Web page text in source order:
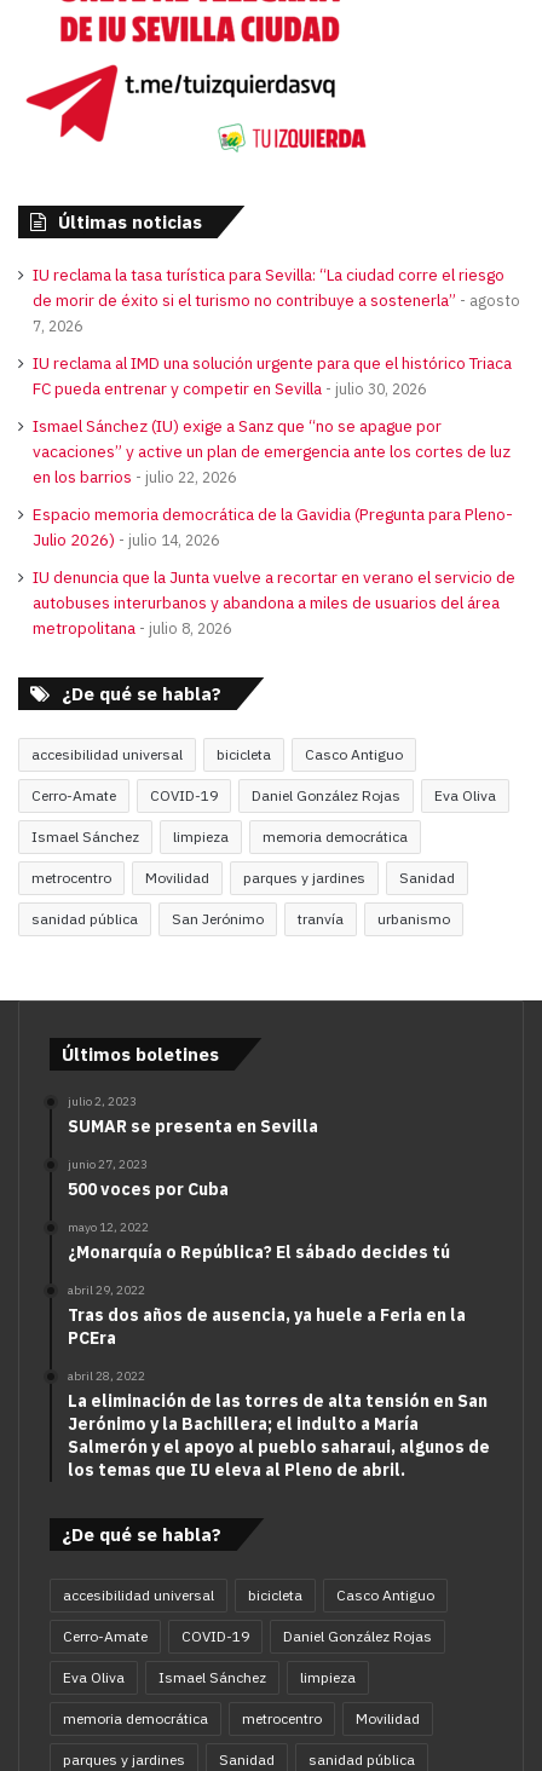
Últimas noticias
IU reclama la tasa turística para Sevilla: “La ciudad corre el riesgo
de morir de éxito si el turismo no contribuye a sostenerla”
agosto
7, 2026
IU reclama al IMD una solución urgente para que el histórico Triaca
FC pueda entrenar y competir en Sevilla
julio 30, 2026
Ismael Sánchez (IU) exige a Sanz que “no se apague por
vacaciones” y active un plan de emergencia ante los cortes de luz
en los barrios
julio 22, 2026
Espacio memoria democrática de la Gavidia (Pregunta para Pleno-
Julio 2026)
julio 14, 2026
IU denuncia que la Junta vuelve a recortar en verano el servicio de
autobuses interurbanos y abandona a miles de usuarios del área
metropolitana
julio 8, 2026
¿De qué se habla?
accesibilidad universal bicicleta Casco Antiguo
Cerro-Amate COVID-19 Daniel González Rojas Eva Oliva
Ismael Sánchez limpieza memoria democrática
metrocentro Movilidad parques y jardines Sanidad
sanidad pública San Jerónimo tranvía urbanismo
Últimos boletines
julio 2, 2023
SUMAR se presenta en Sevilla
junio 27, 2023
500 voces por Cuba
mayo 12, 2022
¿Monarquía o República? El sábado decides tú
abril 29, 2022
Tras dos años de ausencia, ya huele a Feria en la
PCEra
abril 28, 2022
La eliminación de las torres de alta tensión en San
Jerónimo y la Bachillera; el indulto a María
Salmerón y el apoyo al pueblo saharaui, algunos de
los temas que IU eleva al Pleno de abril.
¿De qué se habla?
accesibilidad universal bicicleta Casco Antiguo
Cerro-Amate COVID-19 Daniel González Rojas
Eva Oliva Ismael Sánchez limpieza
memoria democrática metrocentro Movilidad
parques y jardines Sanidad sanidad pública